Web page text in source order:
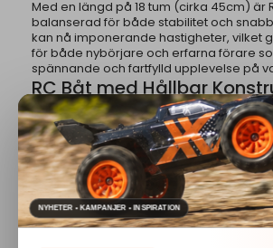
NYHETER • KAMPANJER • INSPIRATION
Med en längd på 18 tum (cirka 45cm) är
balanserad för både stabilitet och
kan nå imponerande hastigheter, vilket
för både nybörjare och erfarna förare
spännande och fartfylld upplevelse på
RC Båt med Hållbar
Tillverkad av högkvalitativa material i V-
Recoil 2 byggd för att tåla tuffa
användningsområden. Dess djup-V-
till enastående stabilitet och prestanda.
kommer sakta ner när batteriet blir lågt,
att den inte ger samma kraft längre så
ladda upp eller sätt i ett nyladdat RC